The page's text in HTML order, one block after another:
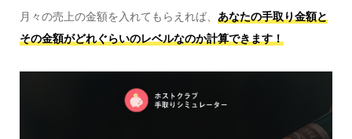
月々の売上の金額を入れてもらえれば、 あなたの手取り金額と
その金額がどれぐらいのレベルなのか計算できます！